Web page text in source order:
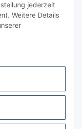
jederzeit
Weitere Details
von ca. 60 Km